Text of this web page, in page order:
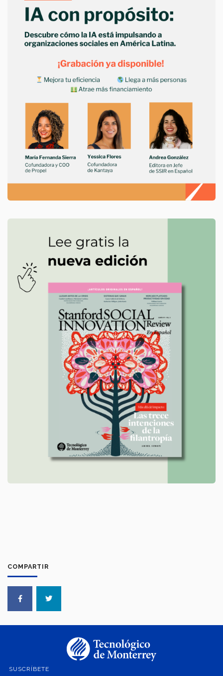
COMPARTIR
SUSCRÍBETE